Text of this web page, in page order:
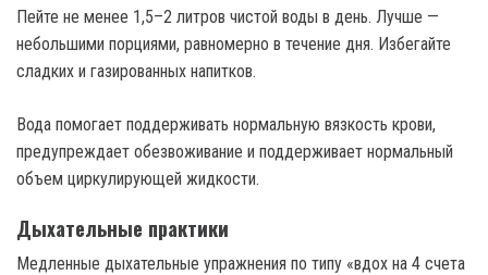
Пейте не менее 1,5–2 литров чистой воды в день. Лучше —
небольшими порциями, равномерно в течение дня. Избегайте
сладких и газированных напитков.
Вода помогает поддерживать нормальную вязкость крови,
предупреждает обезвоживание и поддерживает нормальный
объем циркулирующей жидкости.
Дыхательные практики
Медленные дыхательные упражнения по типу «вдох на 4 счета